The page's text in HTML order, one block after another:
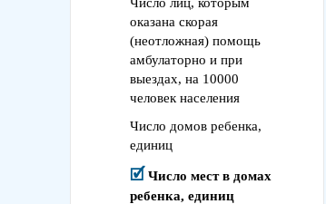
оказана скорая
(неотложная) помощь
амбулаторно и при
выездах, на 10000
человек населения
Число домов ребенка,
единиц
Число мест в домах
ребенка, единиц